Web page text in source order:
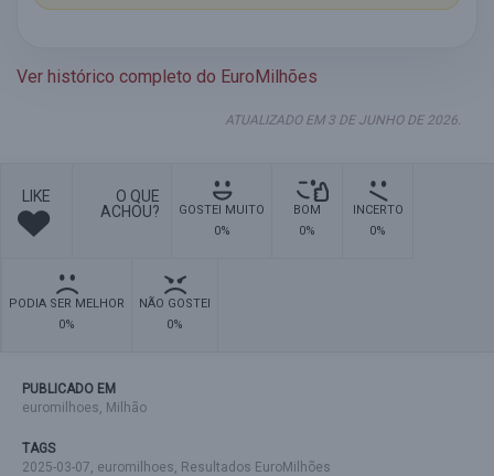
Ver histórico completo do EuroMilhões
ATUALIZADO EM 3 DE JUNHO DE 2026.
LIKE
O QUE
ACHOU?
GOSTEI MUITO
0%
BOM
0%
INCERTO
0%
PODIA SER MELHOR
0%
NÃO GOSTEI
0%
PUBLICADO EM
euromilhoes, Milhão
TAGS
2025-03-07, euromilhoes, Resultados EuroMilhões